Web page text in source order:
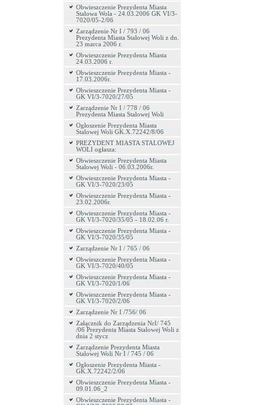
Obwieszczenie Prezydenta Miasta
Stalowa Wola - 24.03.2006 GK VI/3-
7020/05-2/06
Zarządzenie Nr I / 793 / 06
Prezydenta Miasta Stalowej Woli z dn.
23 marca 2006 r.
Obwieszczenie Prezydenta Miasta
24.03.2006 r.
Obwieszczenie Prezydenta Miasta -
17.03.2006r.
Obwieszczenie Prezydenta Miasta -
GK VI/3-7020/27/05
Zarządzenie Nr I / 778 / 06
Prezydenta Miasta Stalowej Woli
Ogłoszenie Prezydenta Miasta
Stalowej Woli GK.X.72242/8/06
PREZYDENT MIASTA STALOWEJ
WOLI ogłasza:
Obwieszczenie Prezydenta Miasta
Stalowej Woli - 06.03.2006r.
Obwieszczenie Prezydenta Miasta -
GK VI/3-7020/23/05
Obwieszczenie Prezydenta Miasta -
23.02.2006r.
Obwieszczenie Prezydenta Miasta -
GK VI/3-7020/35/05 - 18.02.06 r.
Obwieszczenie Prezydenta Miasta -
GK VI/3-7020/35/05
Zarządzenie Nr I / 765 / 06
Obwieszczenie Prezydenta Miasta -
GK VI/3-7020/40/05
Obwieszczenie Prezydenta Miasta -
GK VI/3-7020/1/06
Obwieszczenie Prezydenta Miasta -
GK VI/3-7020/2/06
Zarządzenie Nr I /756/ 06
Załącznik do Zarządzenia NrI/ 745
/06 Prezydenta Miasta Stalowej Woli z
dnia 2 stycz
Zarządzenie Prezydenta Miasta
Stalowej Woli Nr I / 745 / 06
Ogłoszenie Prezydenta Miasta -
GK.X.72242/2/06
Obwieszczenie Prezydenta Miasta -
09.01.06_2
Obwieszczenie Prezydenta Miasta -